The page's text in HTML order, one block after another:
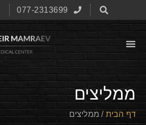
077-2313699
ממליצים
דף הבית / ממליצים